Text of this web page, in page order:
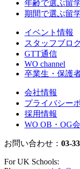
年齢で選ぶ留
期間で選ぶ留
イベント情報
スタッフブロ
GTT通信
WO channel
卒業生・保護
会社情報
プライバシー
採用情報
WO OB・OG会
お問い合わせ： 03-
For UK Schools: